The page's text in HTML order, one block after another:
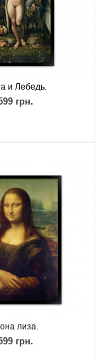
и Лебедь.
грн.
лиза.
грн.